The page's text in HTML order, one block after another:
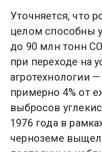
Уточняется, что
целом способны
до 90 млн тонн
при переходе на
агротехнологии
примерно 4% от
выбросов
1976 года в
черноземе